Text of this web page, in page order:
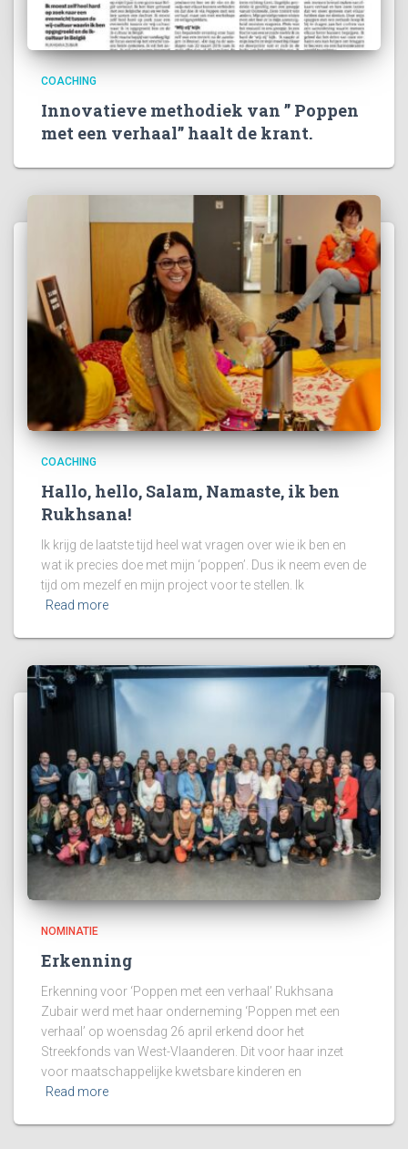
COACHING
Innovatieve methodiek van ” Poppen
met een verhaal” haalt de krant.
COACHING
Hallo, hello, Salam, Namaste, ik ben
Rukhsana!
Ik krijg de laatste tijd heel wat vragen over wie ik ben en
wat ik precies doe met mijn ‘poppen’. Dus ik neem even de
tijd om mezelf en mijn project voor te stellen. Ik
Read more
NOMINATIE
Erkenning
Erkenning voor ‘Poppen met een verhaal’ Rukhsana
Zubair werd met haar onderneming ‘Poppen met een
verhaal’ op woensdag 26 april erkend door het
Streekfonds van West-Vlaanderen. Dit voor haar inzet
voor maatschappelijke kwetsbare kinderen en
Read more